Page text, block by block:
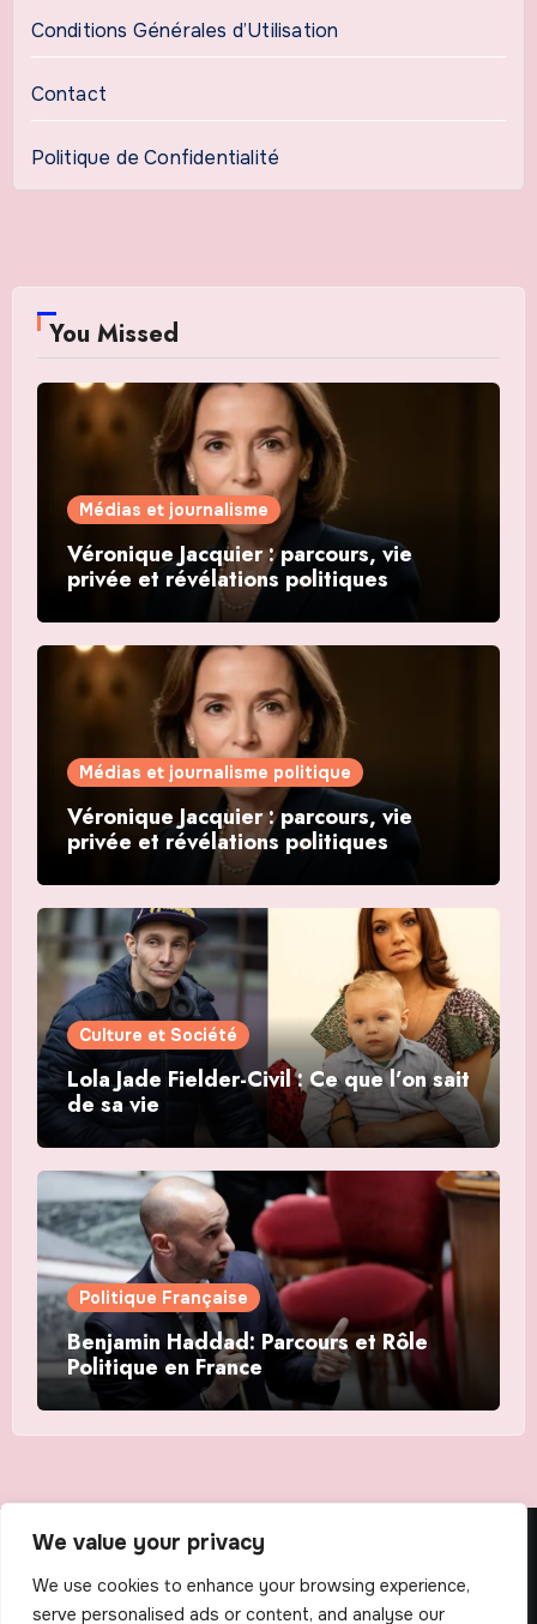
We value your privacy
We use cookies to enhance your browsing experience,
serve personalised ads or content, and analyse our
Conditions Générales d’Utilisation
Contact
Politique de Confidentialité
You Missed
Médias et journalisme
Véronique Jacquier : parcours, vie
privée et révélations politiques
Médias et journalisme politique
Véronique Jacquier : parcours, vie
privée et révélations politiques
Culture et Société
Lola Jade Fielder-Civil : Ce que l’on sait
de sa vie
Politique Française
Benjamin Haddad: Parcours et Rôle
Politique en France
The Scribens